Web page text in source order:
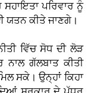
ਪਰਿਵਾਰ ਨੂੰ
ਯਤਨ ਕੀਤੇ ਜਾਣਗੇ।
ਵਿੱਚ ਸੋਧ ਦੀ ਲੋੜ
ਨਾਲ ਗੱਲਬਾਤ ਕੀਤੀ
ਸਕੇ। ਉਨ੍ਹਾਂ ਕਿਹਾ